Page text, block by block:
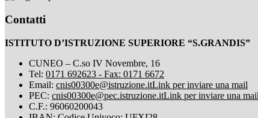
Contatti
ISTITUTO D’ISTRUZIONE SUPERIORE “S.GRANDIS”
CUNEO – C.so IV Novembre, 16
Tel: 0171 692623 - Fax: 0171 6672
Email: cnis00300e@istruzione.itLink per inviare una mail
PEC: cnis00300e@pec.istruzione.itLink per inviare una mail
C.F.: 96060200043